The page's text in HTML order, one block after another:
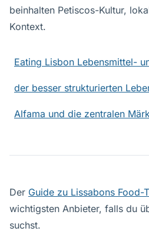
beinhalten Petiscos-Kultur,
Kontext.
Eating Lisbon Lebensmittel-
der besser strukturierten
Alfama und die zentralen
Der Guide zu Lissabons Food-
wichtigsten Anbieter, falls du
suchst.